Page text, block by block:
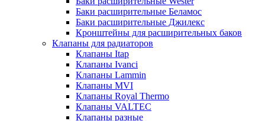
Баки расширительные Беламос
Баки расширительные Джилекс
Кронштейны для расширительных баков
Клапаны для радиаторов
Клапаны Itap
Клапаны Ivanci
Клапаны Lammin
Клапаны MVI
Клапаны Royal Thermo
Клапаны VALTEC
Клапаны разные